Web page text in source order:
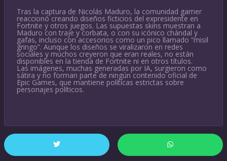
Tras la captura de Nicolás Maduro, la comunidad gamer
reaccionó creando diseños ficticios del expresidente en
Fortnite y otros juegos. Las supuestas skins muestran a
Maduro con traje y corbata, o con su icónico chándal y
gafas, incluso con accesorios como un pico llamado “misil
gringo”. Aunque los diseños se viralizaron en redes
sociales y muchos creyeron que eran reales, no están
disponibles en la tienda de Fortnite ni en otros títulos.
Las imágenes, muchas generadas por IA, surgieron como
sátira y no forman parte de ningún contenido oficial de
Epic Games, que mantiene políticas estrictas sobre
personajes políticos.